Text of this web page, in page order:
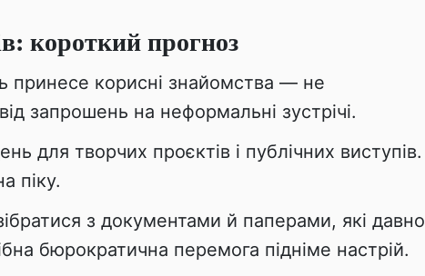
короткий прогноз
принесе корисні знайомства — не
запрошень на неформальні зустрічі.
для творчих проєктів і публічних виступів.
піку.
з документами й паперами, які давно
бюрократична перемога підніме настрій.